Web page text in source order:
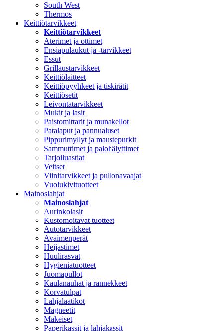
South West
Thermos
Keittiötarvikkeet
Keittiötarvikkeet
Aterimet ja ottimet
Ensiapulaukut ja -tarvikkeet
Essut
Grillaustarvikkeet
Keittiölaitteet
Keittiöpyyhkeet ja tiskirätit
Keittiösetit
Leivontatarvikkeet
Mukit ja lasit
Paistomittarit ja munakellot
Patalaput ja pannualuset
Pippurimyllyt ja maustepurkit
Sammuttimet ja palohälyttimet
Tarjoiluastiat
Veitset
Viinitarvikkeet ja pullonavaajat
Vuolukivituotteet
Mainoslahjat
Mainoslahjat
Aurinkolasit
Kustomoitavat tuotteet
Autotarvikkeet
Avaimenperät
Heijastimet
Huulirasvat
Hygieniatuotteet
Juomapullot
Kaulanauhat ja rannekkeet
Korvatulpat
Lahjalaatikot
Magneetit
Makeiset
Paperikassit ja lahjakassit